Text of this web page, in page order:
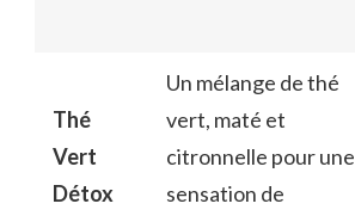
Thé
Vert
Détox
Un mélange de thé
vert, maté et
citronnelle pour une
sensation de